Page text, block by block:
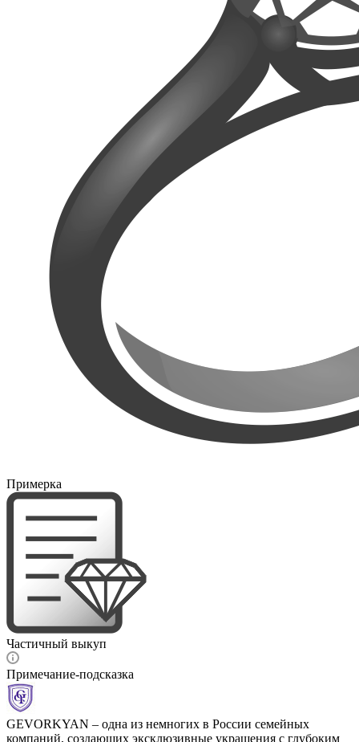
Примерка
Частичный выкуп
Примечание-подсказка
GEVORKYAN – одна из немногих в России семейных
компаний, создающих эксклюзивные украшения с глубоким